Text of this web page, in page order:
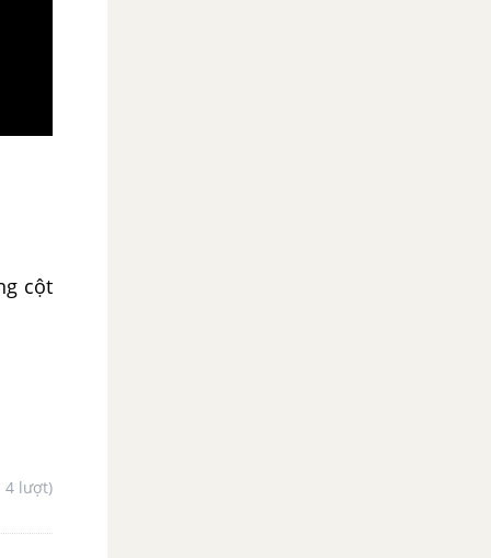
cột
4 lượt)